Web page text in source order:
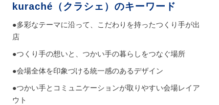
kuraché（クラシェ）のキーワード
●多彩なテーマに沿って、こだわりを持ったつくり手が出
店
●つくり手の想いと、つかい手の暮らしをつなぐ場所
●会場全体を印象づける統一感のあるデザイン
●つかい手とコミュニケーションが取りやすい会場レイア
ウト